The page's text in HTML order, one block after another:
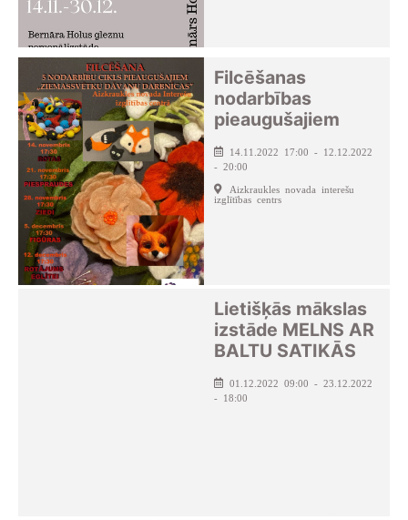
Filcēšanas
nodarbības
pieaugušajiem
14.11.2022 17:00 - 12.12.2022
- 20:00
Aizkraukles novada interešu
izglītības centrs
Lietišķās mākslas
izstāde MELNS AR
BALTU SATIKĀS
01.12.2022 09:00 - 23.12.2022
- 18:00